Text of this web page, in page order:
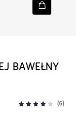
BAWEŁNY
(6)